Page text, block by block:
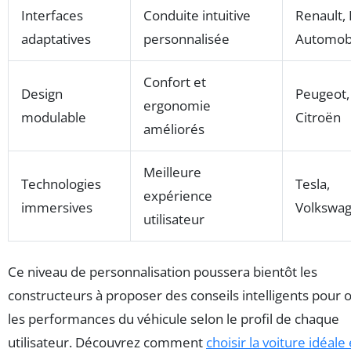
Interfaces
adaptatives
Conduite intuitive
personnalisée
Renault,
Design
modulable
Confort et
ergonomie
améliorés
Peugeot,
Citroën
Technologies
immersives
Meilleure
expérience
utilisateur
Tesla,
Ce niveau de personnalisation poussera bientôt les
constructeurs à proposer des conseils intelligents pour
les performances du véhicule selon le profil de chaque
utilisateur. Découvrez comment choisir la voiture idéale